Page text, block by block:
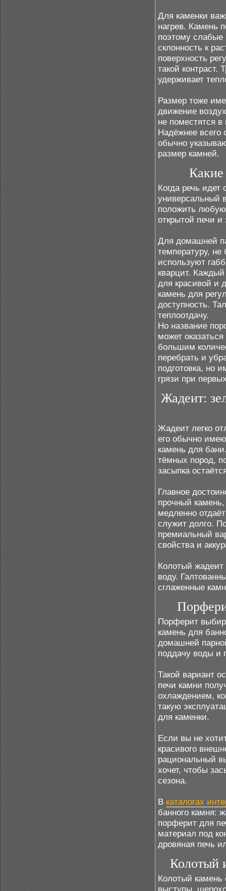
Для каменки
нагрев. Камень
поэтому
склонность к
поверхность
такой
удерживает
Размер тоже
движение
не поместятся
Надёжнее всего
обычно
размер камней.
Когда речь
универсальный
положить
открытой печи и
Для домашней
температуру,
используют
кварцит.
для красивой и
камень для
доступность.
теплоотдачу.
Но название
может
большим
перебрать и
подготовка, но
грязи при
Жадеит:
Жадеит легко
его обычно
камень для
тёмных пород,
засыпка
Главное
прочный
медленно
служит долго.
премиальный
свойства и
Колотый жадеит
воду.
сглаженные
Порферит
камень для
домашней
поддачу воды и
Такой вариант
печи камни
охлаждением,
такую
для каменки.
Если вы не
красивого
рациональный
хочет, чтобы
сезона.
В каталогах
банного камня:
порферит для
материал под
дровяная печь
Колотый
Колотый камень
выступы,